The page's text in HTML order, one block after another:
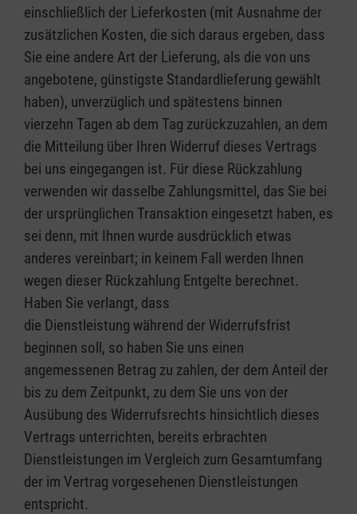
einschließlich der Lieferkosten (mit Ausnahme der
zusätzlichen Kosten, die sich daraus ergeben, dass
Sie eine andere Art der Lieferung, als die von uns
angebotene, günstigste Standardlieferung gewählt
haben), unverzüglich und spätestens binnen
vierzehn Tagen ab dem Tag zurückzuzahlen, an dem
die Mitteilung über Ihren Widerruf dieses Vertrags
bei uns eingegangen ist. Für diese Rückzahlung
verwenden wir dasselbe Zahlungsmittel, das Sie bei
der ursprünglichen Transaktion eingesetzt haben, es
sei denn, mit Ihnen wurde ausdrücklich etwas
anderes vereinbart; in keinem Fall werden Ihnen
wegen dieser Rückzahlung Entgelte berechnet.
Haben Sie verlangt, dass
die Dienstleistung während der Widerrufsfrist
beginnen soll, so haben Sie uns einen
angemessenen Betrag zu zahlen, der dem Anteil der
bis zu dem Zeitpunkt, zu dem Sie uns von der
Ausübung des Widerrufsrechts hinsichtlich dieses
Vertrags unterrichten, bereits erbrachten
Dienstleistungen im Vergleich zum Gesamtumfang
der im Vertrag vorgesehenen Dienstleistungen
entspricht.